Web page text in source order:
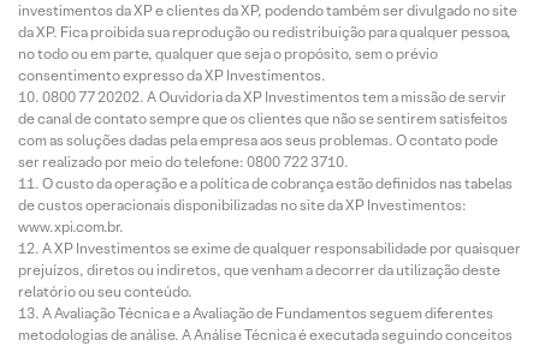
investimentos da XP e clientes da XP, podendo também ser divulgado no site
da XP. Fica proibida sua reprodução ou redistribuição para qualquer pessoa,
no todo ou em parte, qualquer que seja o propósito, sem o prévio
consentimento expresso da XP Investimentos.
0800 77 20202. A Ouvidoria da XP Investimentos tem a missão de servir
de canal de contato sempre que os clientes que não se sentirem satisfeitos
com as soluções dadas pela empresa aos seus problemas. O contato pode
ser realizado por meio do telefone: 0800 722 3710.
O custo da operação e a política de cobrança estão definidos nas tabelas
de custos operacionais disponibilizadas no site da XP Investimentos:
www.xpi.com.br.
A XP Investimentos se exime de qualquer responsabilidade por quaisquer
prejuízos, diretos ou indiretos, que venham a decorrer da utilização deste
relatório ou seu conteúdo.
A Avaliação Técnica e a Avaliação de Fundamentos seguem diferentes
metodologias de análise. A Análise Técnica é executada seguindo conceitos